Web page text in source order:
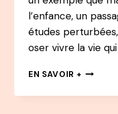
l’enfance, un
études
oser vivre la vie
EN SAVOIR + 125
–